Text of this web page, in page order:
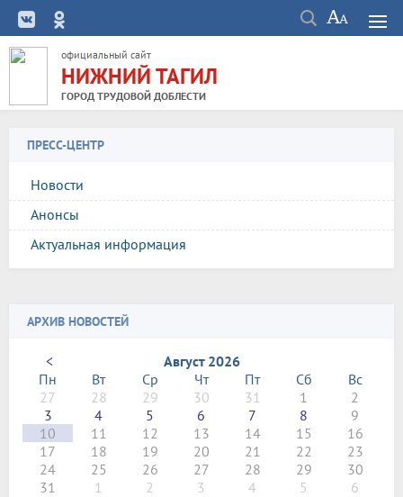
официальный сайт
НИЖНИЙ ТАГИЛ
ГОРОД ТРУДОВОЙ ДОБЛЕСТИ
ПРЕСС-ЦЕНТР
Новости
Анонсы
Актуальная информация
АРХИВ НОВОСТЕЙ
<
Август 2026
Пн
Вт Ср Чт Пт Сб
Вс
27
28 29 30 31 1
2
3
4 5 6 7 8
9
10
11 12 13 14 15
16
17
18 19 20 21 22
23
24
25 26 27 28 29
30
31
1 2 3 4 5 6